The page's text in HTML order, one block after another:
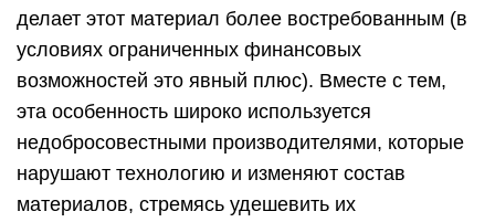
делает этот материал более востребованным (в
условиях ограниченных финансовых
возможностей это явный плюс). Вместе с тем,
эта особенность широко используется
недобросовестными производителями, которые
нарушают технологию и изменяют состав
материалов, стремясь удешевить их